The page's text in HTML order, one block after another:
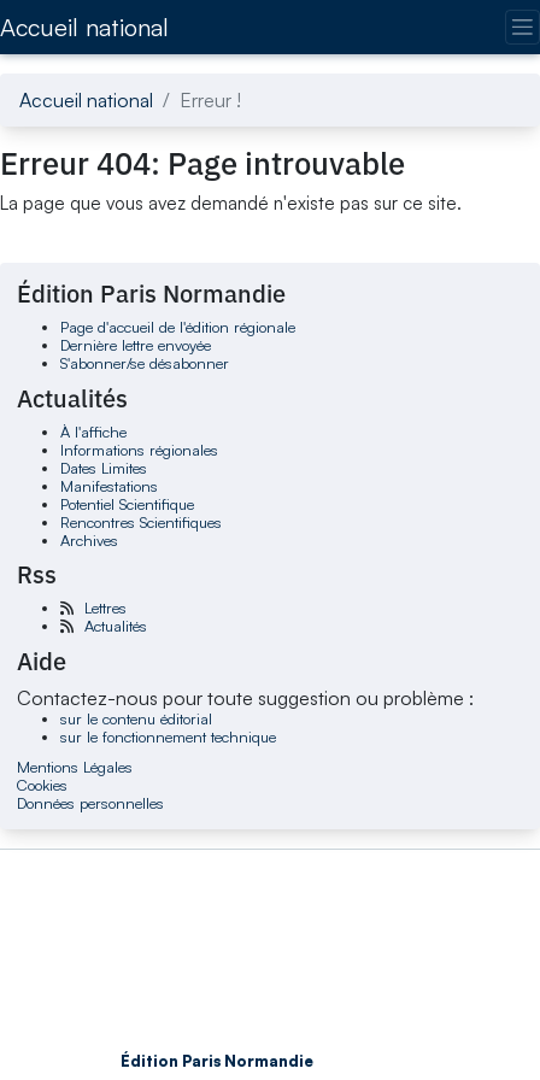
Accueil national
Accueil national Erreur !
Erreur 404: Page introuvable
La page que vous avez demandé n'existe pas sur ce site.
Édition Paris Normandie
Page d'accueil de l'édition régionale
Dernière lettre envoyée
S'abonner/se désabonner
Actualités
À l'affiche
Informations régionales
Dates Limites
Manifestations
Potentiel Scientifique
Rencontres Scientifiques
Archives
Rss
Lettres
Actualités
Aide
Contactez-nous pour toute suggestion ou problème :
sur le contenu éditorial
sur le fonctionnement technique
Mentions Légales
Cookies
Données personnelles
Édition Paris Normandie